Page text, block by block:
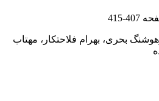
407-415
بحری، بهرام فلاحتکار، مهتاب